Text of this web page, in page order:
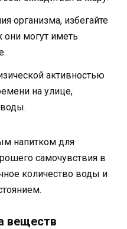
организма, избегайте
они могут иметь
активностью
на улице,
напитком для
самочувствия в
количество воды и
веществ